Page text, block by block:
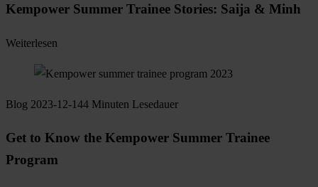
Kempower Summer Trainee Stories: Saija & Minh
Weiterlesen
Blog 2023-12-144 Minuten Lesedauer
Get to Know the Kempower Summer Trainee
Program